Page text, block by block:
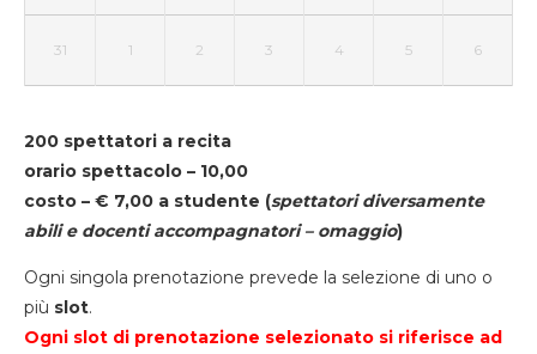
31 1 2 3 4 5 6
200 spettatori a recita
orario spettacolo – 10,00
costo – € 7,00 a studente (spettatori diversamente
abili e docenti accompagnatori – omaggio)
Ogni singola prenotazione prevede la selezione di uno o
più slot.
Ogni slot di prenotazione selezionato si riferisce ad